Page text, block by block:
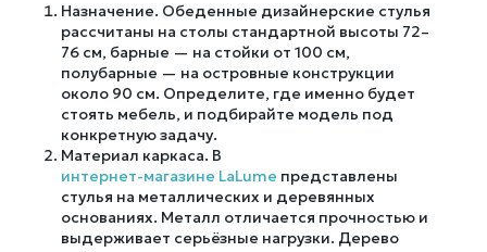
Назначение. Обеденные дизайнерские стулья
рассчитаны на столы стандартной высоты 72–
76 см, барные — на стойки от 100 см,
полубарные — на островные конструкции
около 90 см. Определите, где именно будет
стоять мебель, и подбирайте модель под
конкретную задачу.
Материал каркаса. В
интернет-магазине LaLume представлены
стулья на металлических и деревянных
основаниях. Металл отличается прочностью и
выдерживает серьёзные нагрузки. Дерево